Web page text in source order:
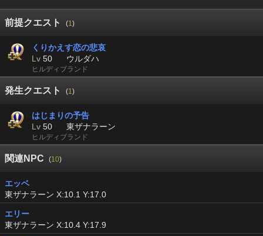
前提クエスト (1)
くりかえす恋の悲哀
Lv 50 ウルダハ
ヒルディブランド
発生クエスト (1)
はじまりの予告
Lv 50 東ザナラーン
ヒルディブランド
関連NPC (10)
エッベ
東ザナラーン X:10.1 Y:17.0
エリー
東ザナラーン X:10.4 Y:17.9